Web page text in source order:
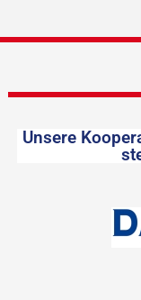
Unsere